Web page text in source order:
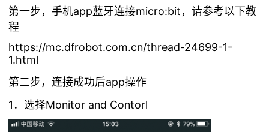
第一步，手机app蓝牙连接micro:bit，请参考以下教
程
https://mc.dfrobot.com.cn/thread-24699-1-
1.html
第二步，连接成功后app操作
1．选择Monitor and Contorl